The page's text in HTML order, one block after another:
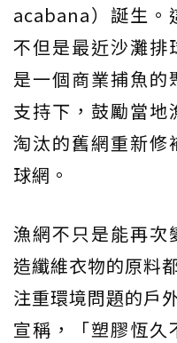
acabana）誕生。
不但是最近沙灘排
是一個商業捕魚的
支持下，鼓勵當地
淘汰的舊網重新修
球網。
漁網不只是能再次
造纖維衣物的原料
注重環境問題的戶
宣稱，「塑膠恆久